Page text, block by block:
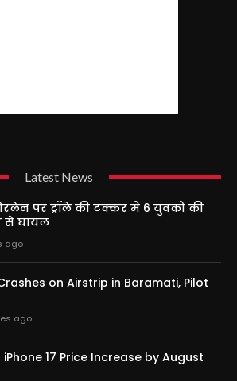
Latest News
पर ट्रॉले की टक्कर में 6 युवकों की
से घायल
ago
on Airstrip in Baramati, Pilot
ago
17 Price Increase by August